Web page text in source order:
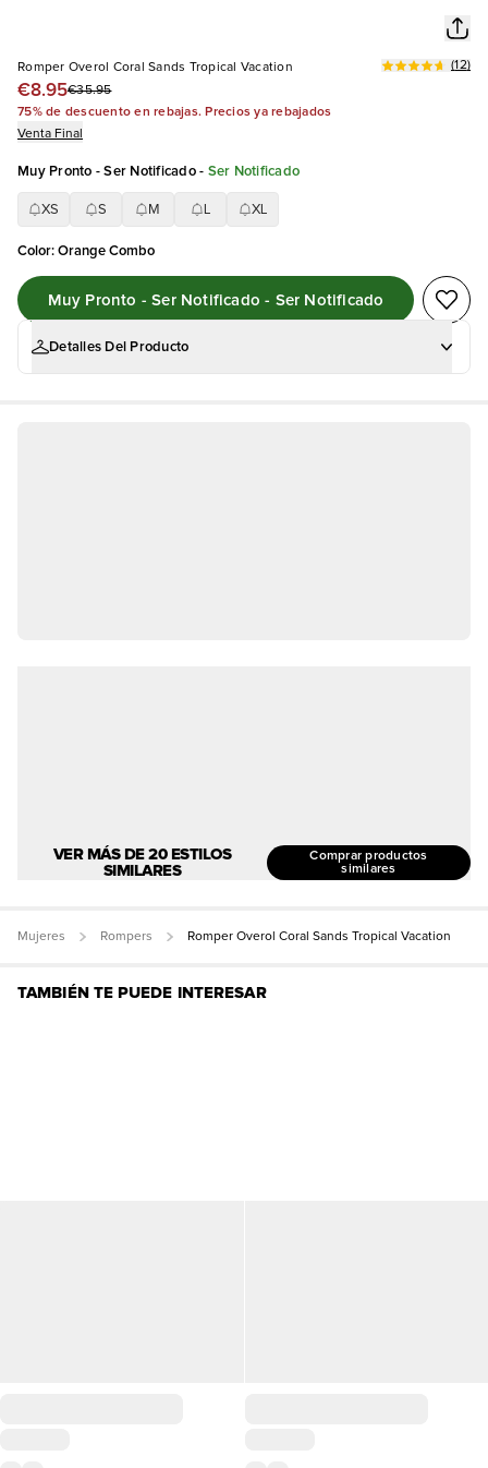
Romper Overol Coral Sands Tropical Vacation
€8.95€35.95
(12)
75% de descuento en rebajas. Precios ya rebajados
Venta Final
Muy Pronto - Ser Notificado- Ser Notificado
XS S M XL
Color:Orange Combo
Muy Pronto - Ser Notificado - Ser Notificado
Detalles Del Producto
VER MÁS DE 20 ESTILOS
SIMILARES
Comprar productos
similares
Mujeres Rompers Romper Overol Coral Sands Tropical Vacation
TAMBIÉN TE PUEDE INTERESAR